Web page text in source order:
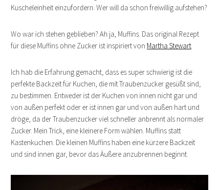
Kuscheleinheit einzufordern. Wer will da schon freiwillig aufstehen?
Wo war ich stehen geblieben? Ah ja, Muffins. Das original Rezept
für diese Muffins ohne Zucker ist inspiriert von Martha Stewart
Ich hab die Erfahrung gemacht, dass es super schwierig ist die
perfekte Backzeit für Kuchen, die mit Traubenzucker gesüßt sind,
zu bestimmen. Entweder ist der Kuchen von innen nicht gar und
von außen perfekt oder er ist innen gar und von außen hart und
dröge, da der Traubenzucker viel schneller anbrennt als normaler
Zucker. Mein Trick, eine kleinere Form wählen. Muffins statt
Kastenkuchen. Die kleinen Muffins haben eine kürzere Backzeit
und sind innen gar, bevor das Äußere anzubrennen beginnt.